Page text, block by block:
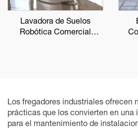
Lavadora de Suelos
Robótica Comercial
Los fregadores industriales ofrecen
prácticas que los convierten en una
para el mantenimiento de